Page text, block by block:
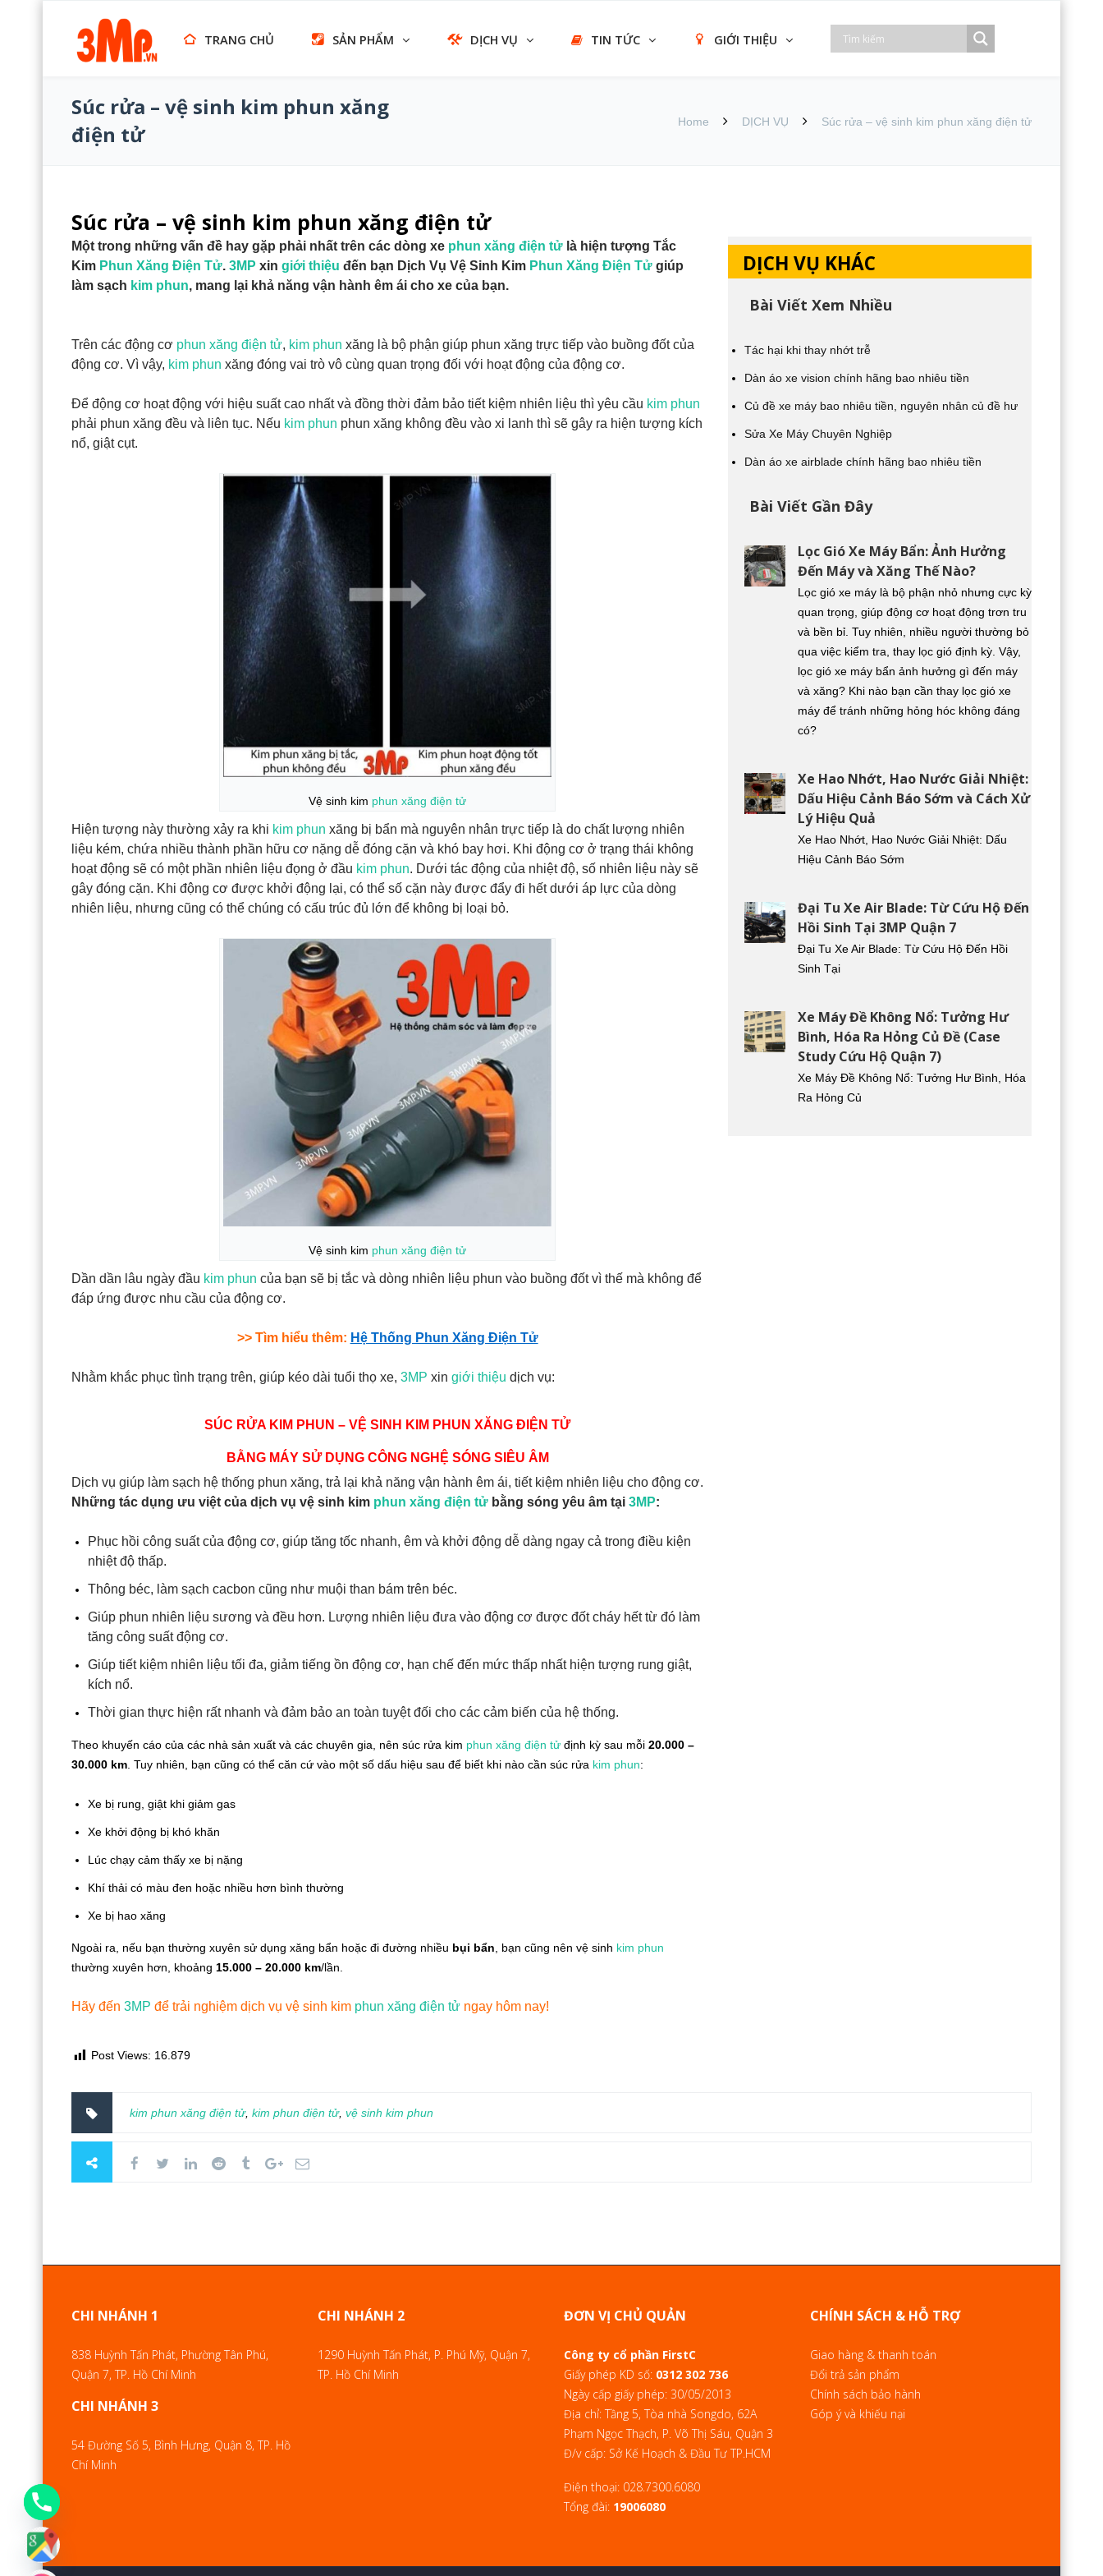
TRANG CHỦ SẢN PHẨM DỊCH VỤ TIN TỨC GIỚI THIỆU
Súc rửa – vệ sinh kim phun xăng
điện tử
Home DỊCH VỤ Súc rửa – vệ sinh kim phun xăng điện tử
Súc rửa – vệ sinh kim phun xăng điện tử
Một trong những vấn đề hay gặp phải nhất trên các dòng xe phun xăng điện tử là hiện tượng Tắc
Kim Phun Xăng Điện Tử. 3MP xin giới thiệu đến bạn Dịch Vụ Vệ Sinh Kim Phun Xăng Điện Tử giúp
làm sạch kim phun, mang lại khả năng vận hành êm ái cho xe của bạn.
Trên các động cơ phun xăng điện tử, kim phun xăng là bộ phận giúp phun xăng trực tiếp vào buồng đốt của
động cơ. Vì vậy, kim phun xăng đóng vai trò vô cùng quan trọng đối với hoạt động của động cơ.
Để động cơ hoạt động với hiệu suất cao nhất và đồng thời đảm bảo tiết kiệm nhiên liệu thì yêu cầu kim phun
phải phun xăng đều và liên tục. Nếu kim phun phun xăng không đều vào xi lanh thì sẽ gây ra hiện tượng kích
nổ, giật cụt.
Vệ sinh kim phun xăng điện tử
Hiện tượng này thường xảy ra khi kim phun xăng bị bẩn mà nguyên nhân trực tiếp là do chất lượng nhiên
liệu kém, chứa nhiều thành phần hữu cơ nặng dễ đóng cặn và khó bay hơi. Khi động cơ ở trạng thái không
hoạt động sẽ có một phần nhiên liệu đọng ở đầu kim phun. Dưới tác động của nhiệt độ, số nhiên liệu này sẽ
gây đóng cặn. Khi động cơ được khởi động lại, có thể số cặn này được đẩy đi hết dưới áp lực của dòng
nhiên liệu, nhưng cũng có thể chúng có cấu trúc đủ lớn để không bị loại bỏ.
Vệ sinh kim phun xăng điện tử
Dần dần lâu ngày đầu kim phun của bạn sẽ bị tắc và dòng nhiên liệu phun vào buồng đốt vì thế mà không để
đáp ứng được nhu cầu của động cơ.
>> Tìm hiểu thêm: Hệ Thống Phun Xăng Điện Tử
Nhằm khắc phục tình trạng trên, giúp kéo dài tuổi thọ xe, 3MP xin giới thiệu dịch vụ:
SÚC RỬA KIM PHUN – VỆ SINH KIM PHUN XĂNG ĐIỆN TỬ
BẰNG MÁY SỬ DỤNG CÔNG NGHỆ SÓNG SIÊU ÂM
Dịch vụ giúp làm sạch hệ thống phun xăng, trả lại khả năng vận hành êm ái, tiết kiệm nhiên liệu cho động cơ.
Những tác dụng ưu việt của dịch vụ vệ sinh kim phun xăng điện tử bằng sóng yêu âm tại 3MP:
Phục hồi công suất của động cơ, giúp tăng tốc nhanh, êm và khởi động dễ dàng ngay cả trong điều kiện
nhiệt độ thấp.
Thông béc, làm sạch cacbon cũng như muội than bám trên béc.
Giúp phun nhiên liệu sương và đều hơn. Lượng nhiên liệu đưa vào động cơ được đốt cháy hết từ đó làm
tăng công suất động cơ.
Giúp tiết kiệm nhiên liệu tối đa, giảm tiếng ồn động cơ, hạn chế đến mức thấp nhất hiện tượng rung giật,
kích nổ.
Thời gian thực hiện rất nhanh và đảm bảo an toàn tuyệt đối cho các cảm biến của hệ thống.
Theo khuyến cáo của các nhà sản xuất và các chuyên gia, nên súc rửa kim phun xăng điện tử định kỳ sau mỗi 20.000 –
30.000 km. Tuy nhiên, bạn cũng có thể căn cứ vào một số dấu hiệu sau để biết khi nào cần súc rửa kim phun:
Xe bị rung, giật khi giảm gas
Xe khởi động bị khó khăn
Lúc chạy cảm thấy xe bị nặng
Khí thải có màu đen hoặc nhiều hơn bình thường
Xe bị hao xăng
Ngoài ra, nếu bạn thường xuyên sử dụng xăng bẩn hoặc đi đường nhiều bụi bẩn, bạn cũng nên vệ sinh kim phun
thường xuyên hơn, khoảng 15.000 – 20.000 km/lần.
Hãy đến 3MP để trải nghiệm dịch vụ vệ sinh kim phun xăng điện tử ngay hôm nay!
DỊCH VỤ KHÁC
Bài Viết Xem Nhiều
Tác hại khi thay nhớt trễ
Dàn áo xe vision chính hãng bao nhiêu tiền
Củ đề xe máy bao nhiêu tiền, nguyên nhân củ đề hư
Sửa Xe Máy Chuyên Nghiệp
Dàn áo xe airblade chính hãng bao nhiêu tiền
Bài Viết Gần Đây
Lọc Gió Xe Máy Bẩn: Ảnh Hưởng
Đến Máy và Xăng Thế Nào?
Lọc gió xe máy là bộ phận nhỏ nhưng cực kỳ
quan trọng, giúp động cơ hoạt động trơn tru
và bền bỉ. Tuy nhiên, nhiều người thường bỏ
qua việc kiểm tra, thay lọc gió định kỳ. Vậy,
lọc gió xe máy bẩn ảnh hưởng gì đến máy
và xăng? Khi nào bạn cần thay lọc gió xe
máy để tránh những hỏng hóc không đáng
có?
Xe Hao Nhớt, Hao Nước Giải Nhiệt:
Dấu Hiệu Cảnh Báo Sớm và Cách Xử
Lý Hiệu Quả
Xe Hao Nhớt, Hao Nước Giải Nhiệt: Dấu
Hiệu Cảnh Báo Sớm
Đại Tu Xe Air Blade: Từ Cứu Hộ Đến
Hồi Sinh Tại 3MP Quận 7
Đại Tu Xe Air Blade: Từ Cứu Hộ Đến Hồi
Sinh Tại
Xe Máy Đề Không Nổ: Tưởng Hư
Bình, Hóa Ra Hỏng Củ Đề (Case
Study Cứu Hộ Quận 7)
Xe Máy Đề Không Nổ: Tưởng Hư Bình, Hóa
Ra Hỏng Củ
Post Views: 16.879
kim phun xăng điện tử, kim phun điện tử, vệ sinh kim phun
CHI NHÁNH 1
838 Huỳnh Tấn Phát, Phường Tân Phú,
Quận 7, TP. Hồ Chí Minh
CHI NHÁNH 3
54 Đường Số 5, Bình Hưng, Quận 8, TP. Hồ
Chí Minh
CHI NHÁNH 2
1290 Huỳnh Tấn Phát, P. Phú Mỹ, Quận 7,
TP. Hồ Chí Minh
ĐƠN VỊ CHỦ QUẢN
Công ty cổ phần FirstC
Giấy phép KD số: 0312 302 736
Ngày cấp giấy phép: 30/05/2013
Địa chỉ: Tầng 5, Tòa nhà Songdo, 62A
Phạm Ngọc Thạch, P. Võ Thị Sáu, Quận 3
Đ/v cấp: Sở Kế Hoạch & Đầu Tư TP.HCM
Điện thoại: 028.7300.6080
Tổng đài: 19006080
CHÍNH SÁCH & HỖ TRỢ
Giao hàng & thanh toán
Đổi trả sản phẩm
Chính sách bảo hành
Góp ý và khiếu nại